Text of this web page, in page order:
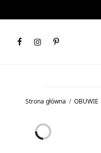
Strona główna / OBUWIE